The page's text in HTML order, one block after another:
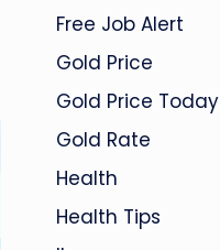
Free Job Alert
Gold Price
Gold Price Today
Gold Rate
Health
Health Tips